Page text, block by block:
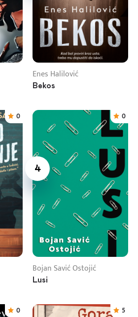
Enes Halilović
Bekos
0
4
0
Bojan Savić Ostojić
Lusi
0 5